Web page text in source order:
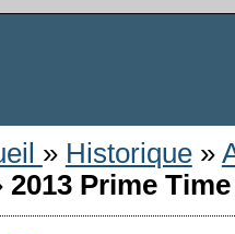
» Historique»
2013 Prime